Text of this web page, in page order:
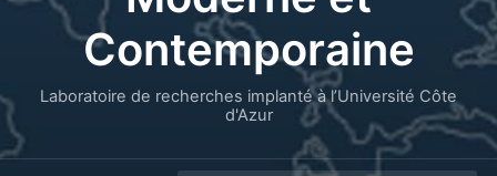
Contemporaine
Laboratoire de recherches implanté à l’Université Côte
d'Azur